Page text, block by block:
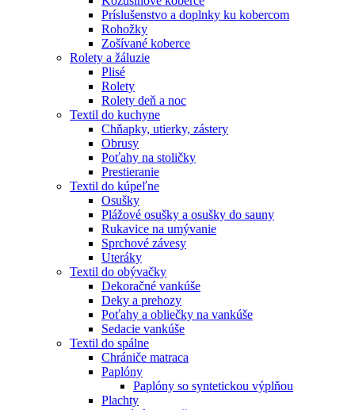
Príslušenstvo a doplnky ku kobercom
Rohožky
Zošívané koberce
Rolety a žáluzie
Plisé
Rolety
Rolety deň a noc
Textil do kuchyne
Chňapky, utierky, zástery
Obrusy
Poťahy na stoličky
Prestieranie
Textil do kúpeľne
Osušky
Plážové osušky a osušky do sauny
Rukavice na umývanie
Sprchové závesy
Uteráky
Textil do obývačky
Dekoračné vankúše
Deky a prehozy
Poťahy a obliečky na vankúše
Sedacie vankúše
Textil do spálne
Chrániče matraca
Paplóny
Paplóny so syntetickou výplňou
Plachty